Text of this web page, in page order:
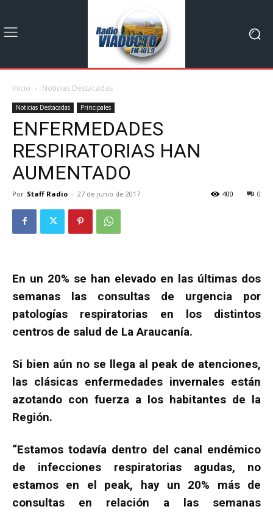
Inicio Noticias Destacadas
Noticias Destacadas Principales
ENFERMEDADES
RESPIRATORIAS HAN
AUMENTADO
Por Staff Radio - 27 de junio de 2017 0
400
En un 20% se han elevado en las últimas dos
semanas las consultas de urgencia por
patologías respiratorias en los distintos
centros de salud de La Araucanía.
Si bien aún no se llega al peak de atenciones,
las clásicas enfermedades invernales están
azotando con fuerza a los habitantes de la
Región.
“Estamos todavía dentro del canal endémico
de infecciones respiratorias agudas, no
estamos en el peak, hay un 20% más de
consultas en relación a las semanas